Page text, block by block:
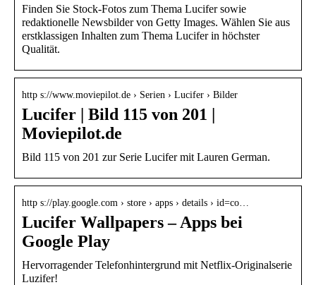
Finden Sie Stock-Fotos zum Thema Lucifer sowie
redaktionelle Newsbilder von Getty Images. Wählen Sie aus
erstklassigen Inhalten zum Thema Lucifer in höchster
Qualität.
http s://www.moviepilot.de › Serien › Lucifer › Bilder
Lucifer | Bild 115 von 201 |
Moviepilot.de
Bild 115 von 201 zur Serie Lucifer mit Lauren German.
http s://play.google.com › store › apps › details › id=co…
Lucifer Wallpapers – Apps bei
Google Play
Hervorragender Telefonhintergrund mit Netflix-Originalserie
Luzifer!